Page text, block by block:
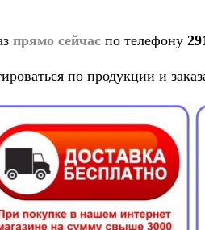
прямо сейчас по телефону
по продукции и